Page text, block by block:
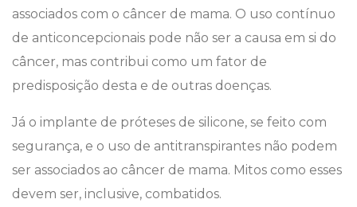
associados com o câncer de mama. O uso contínuo
de anticoncepcionais pode não ser a causa em si do
câncer, mas contribui como um fator de
predisposição desta e de outras doenças.
Já o implante de próteses de silicone, se feito com
segurança, e o uso de antitranspirantes não podem
ser associados ao câncer de mama. Mitos como esses
devem ser, inclusive, combatidos.